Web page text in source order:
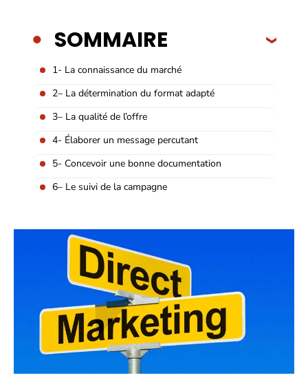
SOMMAIRE
1- La connaissance du marché
2– La détermination du format adapté
3– La qualité de l’offre
4- Élaborer un message percutant
5- Concevoir une bonne documentation
6– Le suivi de la campagne